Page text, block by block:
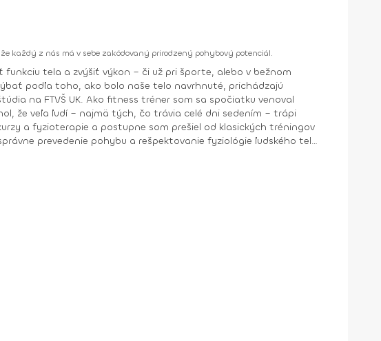
každý z nás má v sebe zakódovaný prirodzený pohybový potenciál.
podľa toho, ako bolo naše telo navrhnuté, prichádzajú
že veľa ľudí – najmä tých, čo trávia celé dni sedením – trápi
prevedenie pohybu a rešpektovanie fyziológie ľudského tela.
robí celý rozdiel. A práve to je mojím cieľom – odovzdať vám